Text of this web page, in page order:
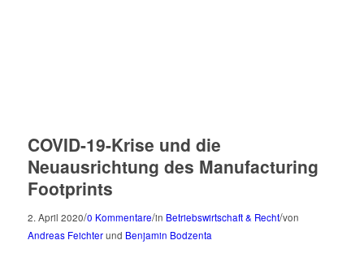
COVID-19-Krise und die
Neuausrichtung des Manufacturing
Footprints
2. April 2020/0 Kommentare/in Betriebswirtschaft & Recht/von
Andreas Feichterund Benjamin Bodzenta